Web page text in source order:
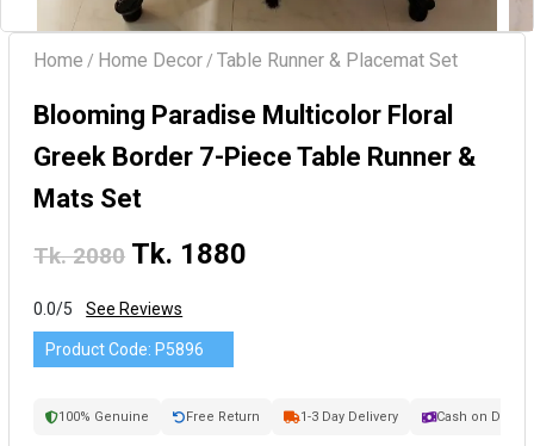
Home / Home Decor / Table Runner & Placemat Set
Blooming Paradise Multicolor Floral
Greek Border 7-Piece Table Runner &
Mats Set
Tk. 2080 Tk. 1880
0.0/5 See Reviews
Product Code: P5896
100% Genuine Free Return 1-3 Day Delivery Cash on